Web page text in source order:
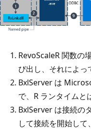
RevoScaleR 関数の
び出し、それによっ
BxlServer は
で、R ランタイムと
BxlServer は接続の
して接続を開始し